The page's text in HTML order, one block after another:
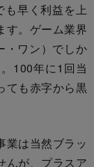
早く利益を上
す。ゲーム業界
・ワン）でしか
100年に1回当
ても赤字から黒
は当然ブラッ
んが、プラスア